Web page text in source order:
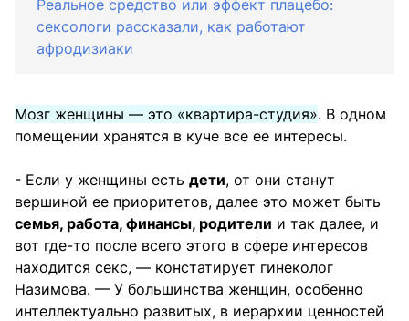
Реальное средство или эффект плацебо:
сексологи рассказали, как работают
афродизиаки
Мозг женщины — это «квартира-студия». В одном
помещении хранятся в куче все ее интересы.
- Если у женщины есть дети, от они станут
вершиной ее приоритетов, далее это может быть
семья, работа, финансы, родители и так далее, и
вот где-то после всего этого в сфере интересов
находится секс, — констатирует гинеколог
Назимова. — У большинства женщин, особенно
интеллектуально развитых, в иерархии ценностей